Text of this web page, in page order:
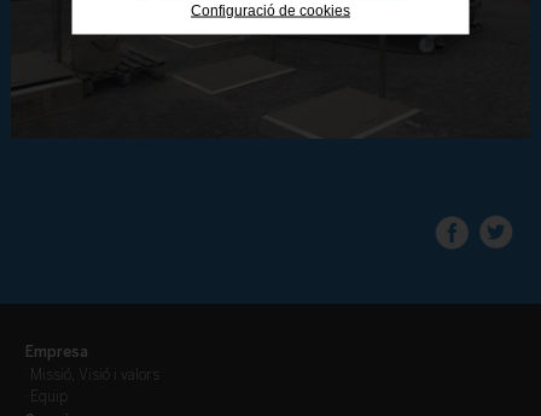
Empresa
Missió, Visió i valors
Equip
Configuració de cookies